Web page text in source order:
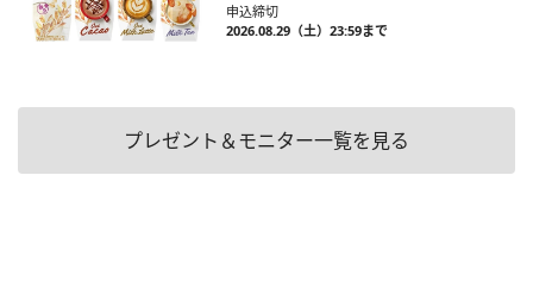
申込締切
2026.08.29（土）23:59まで
プレゼント＆モニター一覧を見る